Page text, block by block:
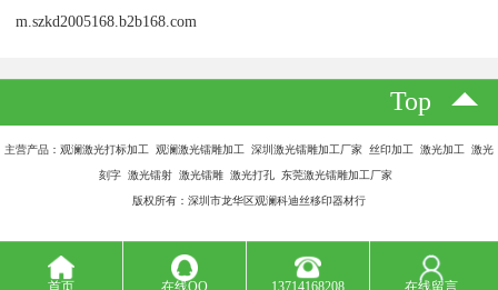
m.szkd2005168.b2b168.com
Top
主营产品：观澜激光打标加工 观澜激光镭雕加工 深圳激光镭雕加工厂家 丝印加工 激光加工 激光
刻字 激光镭射 激光镭雕 激光打孔 东莞激光镭雕加工厂家
版权所有：深圳市龙华区观澜科迪丝移印器材行
首页 在线QQ 13714168208 在线留言